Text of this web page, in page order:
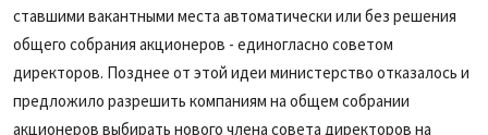
ставшими вакантными места автоматически или без решения
общего собрания акционеров - единогласно советом
директоров. Позднее от этой идеи министерство отказалось и
предложило разрешить компаниям на общем собрании
акционеров выбирать нового члена совета директоров на